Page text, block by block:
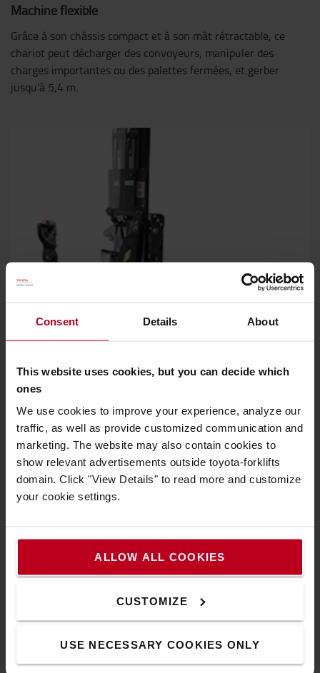
Consent Details About
This website uses cookies, but you can decide which
ones
We use cookies to improve your experience, analyze our
traffic, as well as provide customized communication and
marketing. The website may also contain cookies to
show relevant advertisements outside toyota-forklifts
domain. Click "View Details" to read more and customize
your cookie settings.
ALLOW ALL COOKIES
CUSTOMIZE
USE NECESSARY COOKIES ONLY
Machine flexible
Grâce à son châssis compact et à son mât rétractable, ce
chariot peut décharger des convoyeurs, manipuler des
charges importantes ou des palettes fermées, et gerber
jusqu'à 5,4 m.
Fourches inclinables
le haut ou vers le bas pour une manipulation sûre des
palettes.